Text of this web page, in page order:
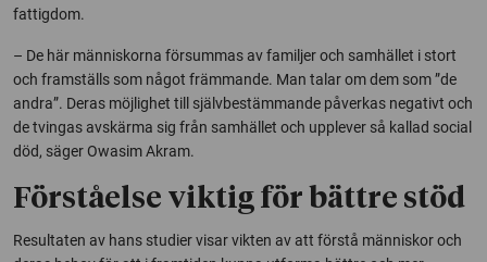
fattigdom.
– De här människorna försummas av familjer och samhället i stort
och framställs som något främmande. Man talar om dem som ”de
andra”. Deras möjlighet till självbestämmande påverkas negativt och
de tvingas avskärma sig från samhället och upplever så kallad social
död, säger Owasim Akram.
Förståelse viktig för bättre stöd
Resultaten av hans studier visar vikten av att förstå människor och